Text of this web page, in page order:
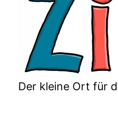
Der kleine Ort für